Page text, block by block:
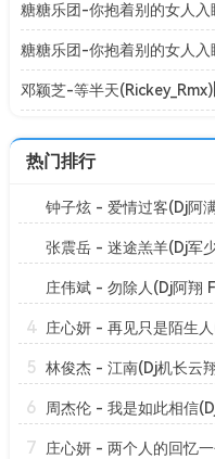
糖糖乐团-你抱着别的女人入
糖糖乐团-你抱着别的女人
邓颖芝-等半天
热门排行
钟子炫 - 爱情过客(Dj阿
庄伟斌 - 勿除人(Dj阿翔
4 庄心妍 - 再见只是陌生
5
6
7